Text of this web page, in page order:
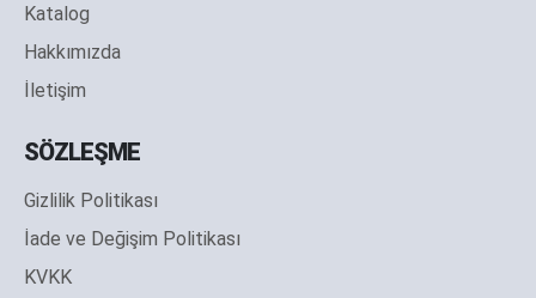
Katalog
Hakkımızda
İletişim
SÖZLEŞME
Gizlilik Politikası
İade ve Değişim Politikası
KVKK